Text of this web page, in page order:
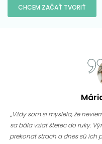
CHCEM ZAČAŤ TVORIŤ
„Vždy som si myslela, že
sa bála vziať štetec do ruky.
prekonať strach a dnes sú ich